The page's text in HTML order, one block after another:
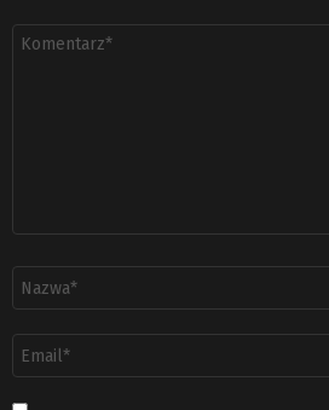
Komentarz
email
*